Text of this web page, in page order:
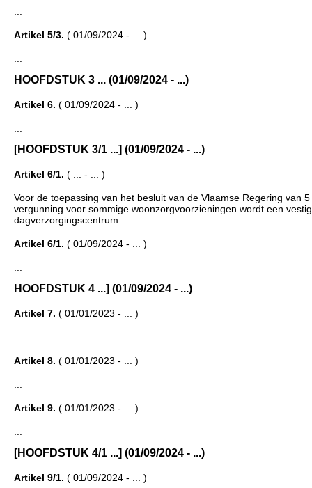
Artikel 5/3. ( 01/09/2024 - ... )
HOOFDSTUK 3 ... (01/09/2024 - ...)
Artikel 6. ( 01/09/2024 - ... )
[HOOFDSTUK 3/1 ...] (01/09/2024 - ...)
Artikel 6/1. ( ... - ... )
Voor de toepassing van het besluit van de Vlaamse Regering van
vergunning voor sommige woonzorgvoorzieningen wordt een
dagverzorgingscentrum.
Artikel 6/1. ( 01/09/2024 - ... )
HOOFDSTUK 4 ...] (01/09/2024 - ...)
Artikel 7. ( 01/01/2023 - ... )
Artikel 8. ( 01/01/2023 - ... )
Artikel 9. ( 01/01/2023 - ... )
[HOOFDSTUK 4/1 ...] (01/09/2024 - ...)
Artikel 9/1. ( 01/09/2024 - ... )